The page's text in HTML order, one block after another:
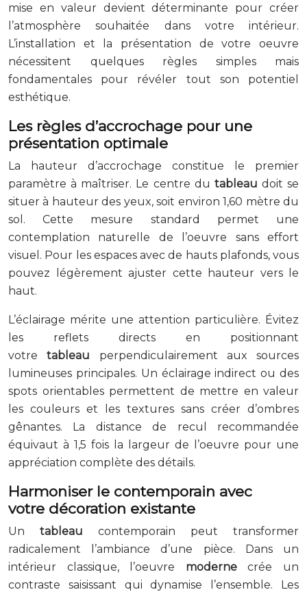
mise en valeur devient déterminante pour créer
l’atmosphère souhaitée dans votre intérieur.
L’installation et la présentation de votre oeuvre
nécessitent quelques règles simples mais
fondamentales pour révéler tout son potentiel
esthétique.
Les règles d’accrochage pour une
présentation optimale
La hauteur d’accrochage constitue le premier
paramètre à maîtriser. Le centre du tableau doit se
situer à hauteur des yeux, soit environ 1,60 mètre du
sol. Cette mesure standard permet une
contemplation naturelle de l’oeuvre sans effort
visuel. Pour les espaces avec de hauts plafonds, vous
pouvez légèrement ajuster cette hauteur vers le
haut.
L’éclairage mérite une attention particulière. Évitez
les reflets directs en positionnant
votretableau perpendiculairement aux sources
lumineuses principales. Un éclairage indirect ou des
spots orientables permettent de mettre en valeur
les couleurs et les textures sans créer d’ombres
gênantes. La distance de recul recommandée
équivaut à 1,5 fois la largeur de l’oeuvre pour une
appréciation complète des détails.
Harmoniser le contemporain avec
votre décoration existante
Un tableau contemporain peut transformer
radicalement l’ambiance d’une pièce. Dans un
intérieur classique, l’oeuvre modernecrée un
contraste saisissant qui dynamise l’ensemble. Les